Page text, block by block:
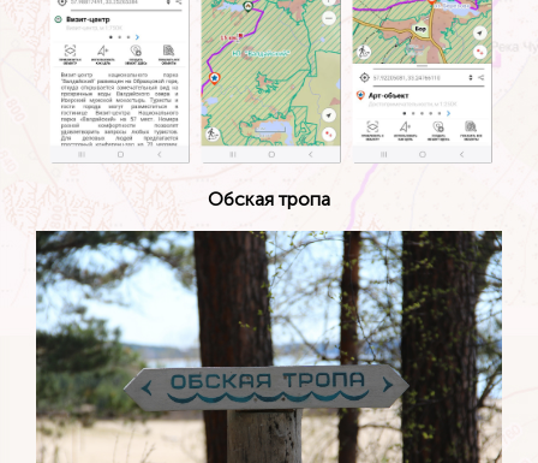
Обская тропа